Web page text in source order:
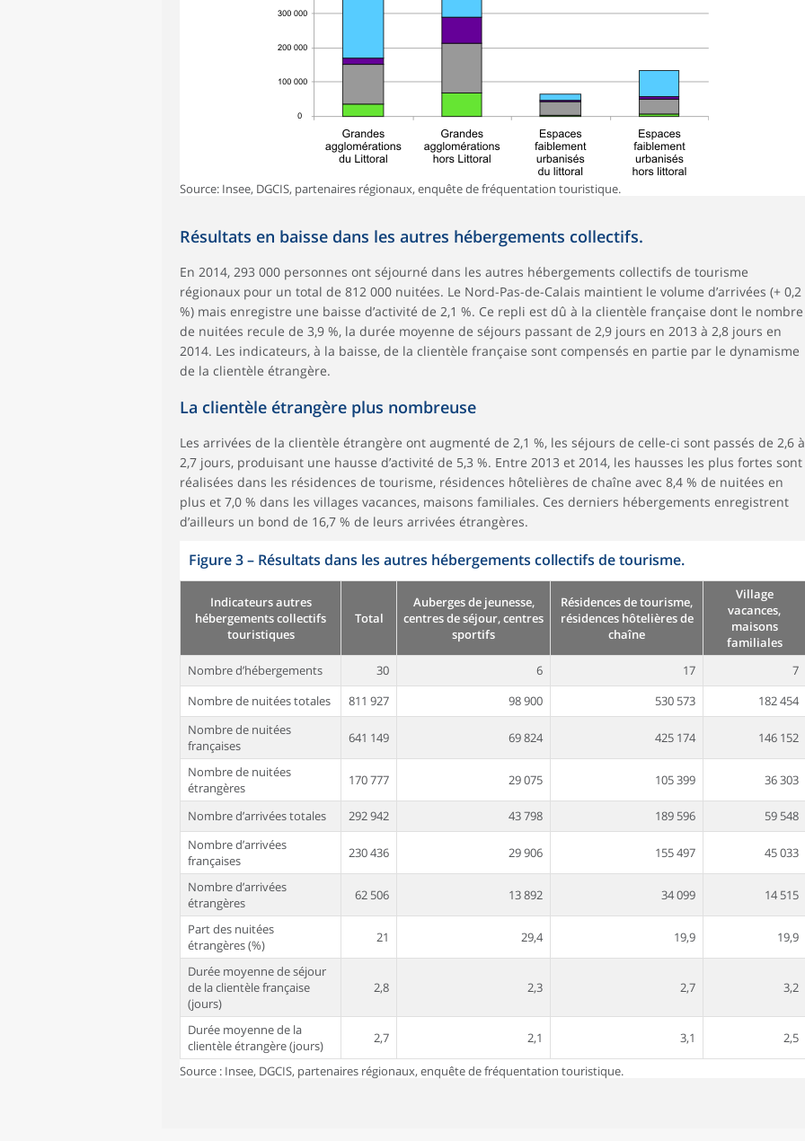
Source: Insee, DGCIS, partenaires régionaux, enquête de fréquentation touristique.
Résultats en baisse dans les autres hébergements collectifs.
En 2014, 293 000 personnes ont séjourné dans les autres hébergements collectifs de tourisme
régionaux pour un total de 812 000 nuitées. Le Nord-Pas-de-Calais maintient le volume d’arrivées (+ 0,2
%) mais enregistre une baisse d’activité de 2,1 %. Ce repli est dû à la clientèle française dont le nombre
de nuitées recule de 3,9 %, la durée moyenne de séjours passant de 2,9 jours en 2013 à 2,8 jours en
2014. Les indicateurs, à la baisse, de la clientèle française sont compensés en partie par le dynamisme
de la clientèle étrangère.
La clientèle étrangère plus nombreuse
Les arrivées de la clientèle étrangère ont augmenté de 2,1 %, les séjours de celle-ci sont passés de 2,6 à
2,7 jours, produisant une hausse d’activité de 5,3 %. Entre 2013 et 2014, les hausses les plus fortes sont
réalisées dans les résidences de tourisme, résidences hôtelières de chaîne avec 8,4 % de nuitées en
plus et 7,0 % dans les villages vacances, maisons familiales. Ces derniers hébergements enregistrent
d’ailleurs un bond de 16,7 % de leurs arrivées étrangères.
Figure 3– Résultats dans les autres hébergements collectifs de tourisme.
Indicateurs autres
hébergements collectifs
touristiques
Total
Auberges de jeunesse,
centres de séjour, centres
sportifs
Résidences de tourisme,
résidences hôtelières de
chaîne
Village
vacances,
maisons
familiales
Nombre d’hébergements
30 6 17
7
Nombre de nuitées totales
811 927 98 900 530 573
182 454
Nombre de nuitées
françaises
641 149 69 824 425 174 146 152
Nombre de nuitées
étrangères
170 777 29 075 105 399 36 303
Nombre d’arrivées totales 292 942 43 798 189 596
59 548
Nombre d’arrivées
françaises
230 436 29 906 155 497 45 033
Nombre d’arrivées
étrangères
62 506 13 892 34 099 14 515
Part des nuitées
étrangères (%)
21 29,4 19,9 19,9
Durée moyenne de séjour
de la clientèle française
(jours)
2,8 2,3 2,7 3,2
Durée moyenne de la
clientèle étrangère (jours)
2,7 2,1 3,1 2,5
Source : Insee, DGCIS, partenaires régionaux, enquête de fréquentation touristique.